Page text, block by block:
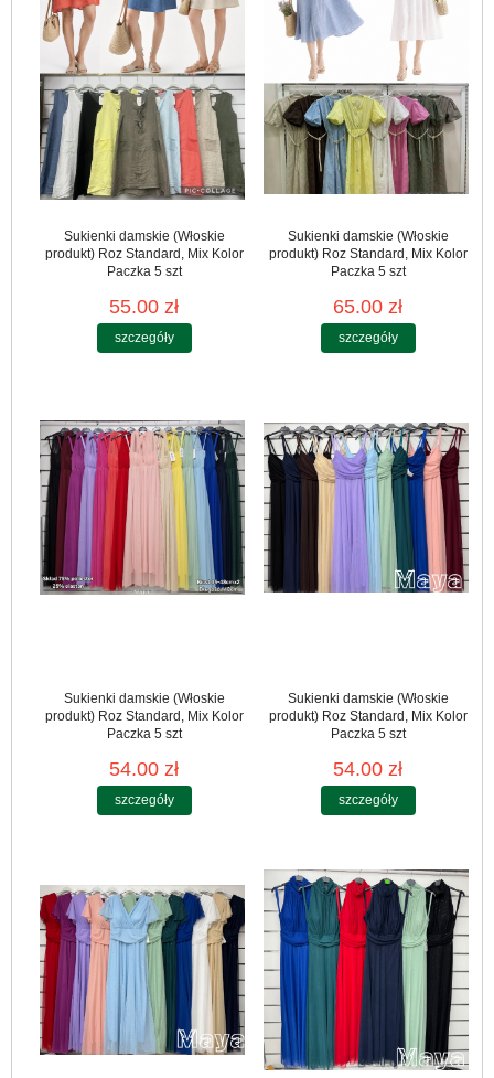
Sukienki damskie (Włoskie
produkt) Roz Standard, Mix Kolor
Paczka 5 szt
55.00 zł
szczegóły
Sukienki damskie (Włoskie
produkt) Roz Standard, Mix Kolor
Paczka 5 szt
65.00 zł
szczegóły
Sukienki damskie (Włoskie
produkt) Roz Standard, Mix Kolor
Paczka 5 szt
54.00 zł
szczegóły
Sukienki damskie (Włoskie
produkt) Roz Standard, Mix Kolor
Paczka 5 szt
54.00 zł
szczegóły